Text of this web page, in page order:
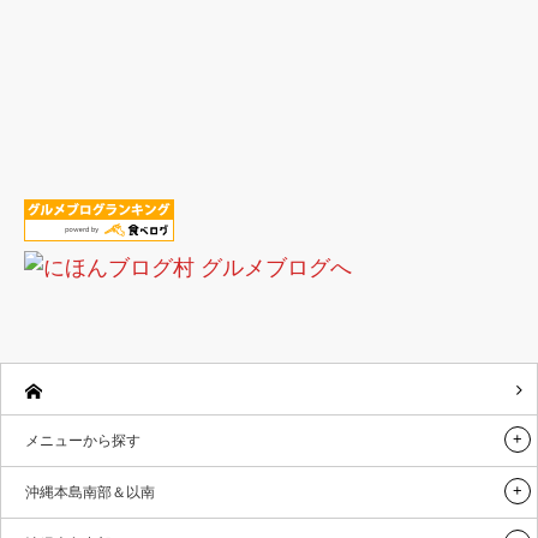
メニューから探す
沖縄本島南部＆以南